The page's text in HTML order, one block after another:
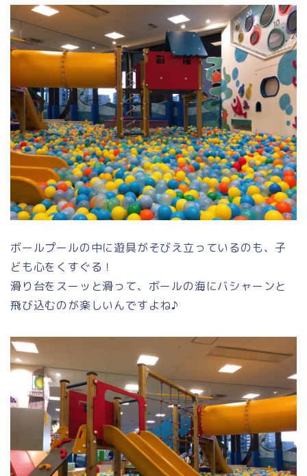
ボールプールの中に遊具がそびえ立っているのも、子
ども心をくすぐる！
滑り台をスーッと滑って、ボールの海にバシャーンと
飛び込むのが楽しいんですよね♪